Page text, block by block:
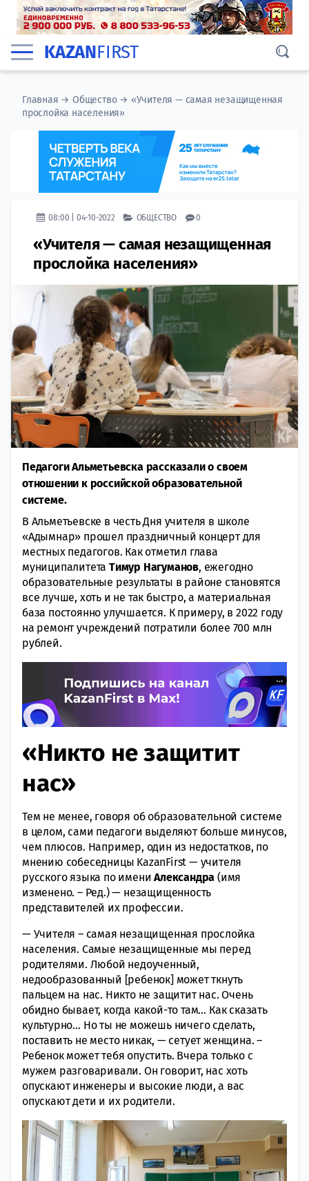
KAZANFIRST
Главная →Общество→ «Учителя — самая незащищенная
прослойка населения»
08:00 | 04-10-2022 ОБЩЕСТВО 0
«Учителя — самая незащищенная
прослойка населения»
Педагоги Альметьевска рассказали о своем
отношении к российской образовательной
системе.
В Альметьевске в честь Дня учителя в школе
«Адымнар» прошел праздничный концерт для
местных педагогов. Как отметил глава
муниципалитетаТимур Нагуманов, ежегодно
образовательные результаты в районе становятся
все лучше, хоть и не так быстро, а материальная
база постоянно улучшается. К примеру, в 2022 году
на ремонт учреждений потратили более 700 млн
рублей.
«Никто не защитит
нас»
Тем не менее, говоря об образовательной системе
в целом, сами педагоги выделяют больше минусов,
чем плюсов. Например, один из недостатков, по
мнению собеседницы KazanFirst — учителя
русского языка по имениАлександра (имя
изменено. – Ред.) — незащищенность
представителей их профессии.
— Учителя – самая незащищенная прослойка
населения. Самые незащищенные мы перед
родителями. Любой недоученный,
недообразованный [ребенок] может ткнуть
пальцем на нас. Никто не защитит нас. Очень
обидно бывает, когда какой-то там… Как сказать
культурно… Но ты не можешь ничего сделать,
поставить не место никак, — сетует женщина. –
Ребенок может тебя опустить. Вчера только с
мужем разговаривали. Он говорит, нас хоть
опускают инженеры и высокие люди, а вас
опускают дети и их родители.